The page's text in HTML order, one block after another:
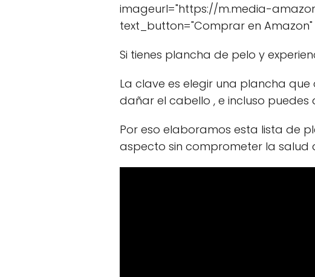
imageurl="https://m.media-
text_button="Comprar en
Si tienes plancha de pelo y
La clave es elegir una plancha
dañar el cabello , e incluso
Por eso elaboramos esta lista de
aspecto sin comprometer la salud